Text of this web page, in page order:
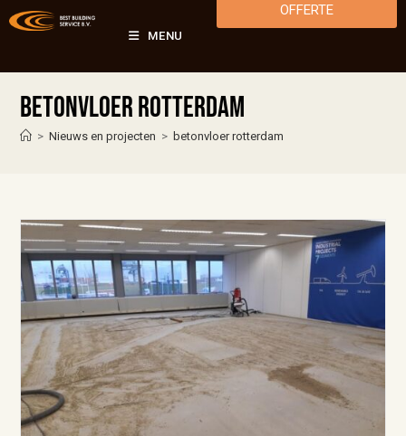
MENU
OFFERTE
betonvloer rotterdam
> Nieuws en projecten > betonvloer rotterdam